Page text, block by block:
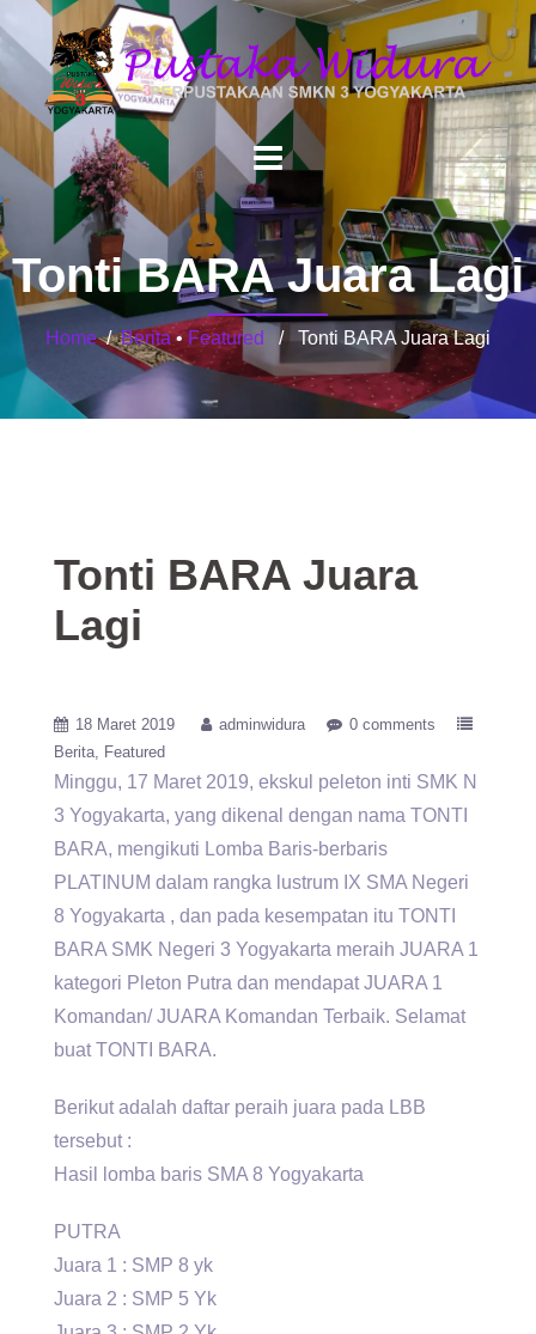
Tonti BARA Juara Lagi
Home/Berita• Featured / Tonti BARA Juara Lagi
Tonti BARA Juara
Lagi
18 Maret 2019 adminwidura
0 comments
Berita
Featured
Minggu, 17 Maret 2019, ekskul peleton inti SMK N
3 Yogyakarta, yang dikenal dengan nama TONTI
BARA, mengikuti Lomba Baris-berbaris
PLATINUM dalam rangka lustrum IX SMA Negeri
8 Yogyakarta , dan pada kesempatan itu TONTI
BARA SMK Negeri 3 Yogyakarta meraih JUARA 1
kategori Pleton Putra dan mendapat JUARA 1
Komandan/ JUARA Komandan Terbaik. Selamat
buat TONTI BARA.
Berikut adalah daftar peraih juara pada LBB
tersebut :
Hasil lomba baris SMA 8 Yogyakarta
PUTRA
Juara 1 : SMP 8 yk
Juara 2 : SMP 5 Yk